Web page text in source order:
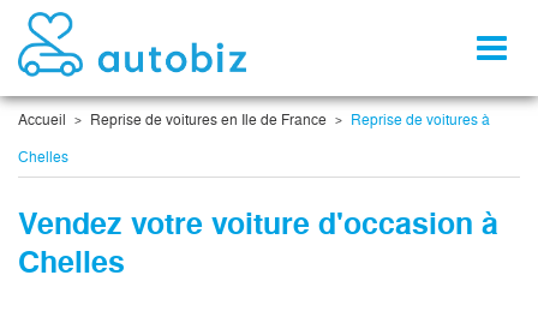
Accueil Reprise de voitures en Ile de France Reprise de voitures à
Chelles
Vendez votre voiture d'occasion à
Chelles